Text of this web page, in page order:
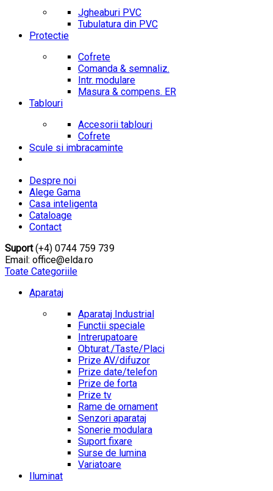
Jgheaburi PVC
Tubulatura din PVC
Protectie
Cofrete
Comanda & semnaliz.
Intr. modulare
Masura & compens. ER
Tablouri
Accesorii tablouri
Cofrete
Scule si imbracaminte
Despre noi
Alege Gama
Casa inteligenta
Cataloage
Contact
Suport(+4) 0744 759 739
Email: office@elda.ro
Toate Categoriile
Aparataj
Aparataj Industrial
Functii speciale
Intrerupatoare
Obturat./Taste/Placi
Prize AV/difuzor
Prize date/telefon
Prize de forta
Prize tv
Rame de ornament
Senzori aparataj
Sonerie modulara
Suport fixare
Surse de lumina
Variatoare
Iluminat